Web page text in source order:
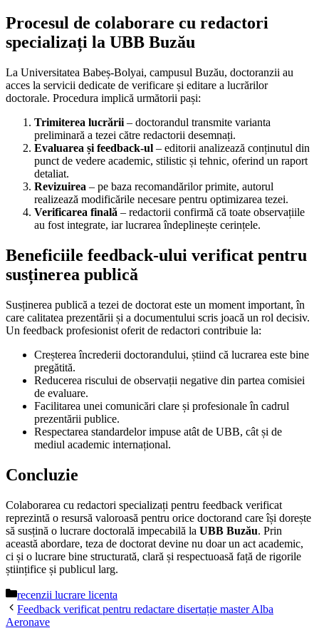
Procesul de colaborare cu redactori
specializați la UBB Buzău
La Universitatea Babeș-Bolyai, campusul Buzău, doctoranzii au
acces la servicii dedicate de verificare și editare a lucrărilor
doctorale. Procedura implică următorii pași:
Trimiterea lucrării – doctorandul transmite varianta
preliminară a tezei către redactorii desemnați.
Evaluarea și feedback-ul – editorii analizează conținutul din
punct de vedere academic, stilistic și tehnic, oferind un raport
detaliat.
Revizuirea – pe baza recomandărilor primite, autorul
realizează modificările necesare pentru optimizarea tezei.
Verificarea finală – redactorii confirmă că toate observațiile
au fost integrate, iar lucrarea îndeplinește cerințele.
Beneficiile feedback-ului verificat pentru
susținerea publică
Susținerea publică a tezei de doctorat este un moment important, în
care calitatea prezentării și a documentului scris joacă un rol decisiv.
Un feedback profesionist oferit de redactori contribuie la:
Creșterea încrederii doctorandului, știind că lucrarea este bine
pregătită.
Reducerea riscului de observații negative din partea comisiei
de evaluare.
Facilitarea unei comunicări clare și profesionale în cadrul
prezentării publice.
Respectarea standardelor impuse atât de UBB, cât și de
mediul academic internațional.
Concluzie
Colaborarea cu redactori specializați pentru feedback verificat
reprezintă o resursă valoroasă pentru orice doctorand care își dorește
să susțină o lucrare doctorală impecabilă la UBB Buzău. Prin
această abordare, teza de doctorat devine nu doar un act academic,
ci și o lucrare bine structurată, clară și respectuoasă față de rigorile
științifice și publicul larg.
Categorii
recenzii lucrare licenta
Feedback verificat pentru redactare disertație master Alba
Aeronave